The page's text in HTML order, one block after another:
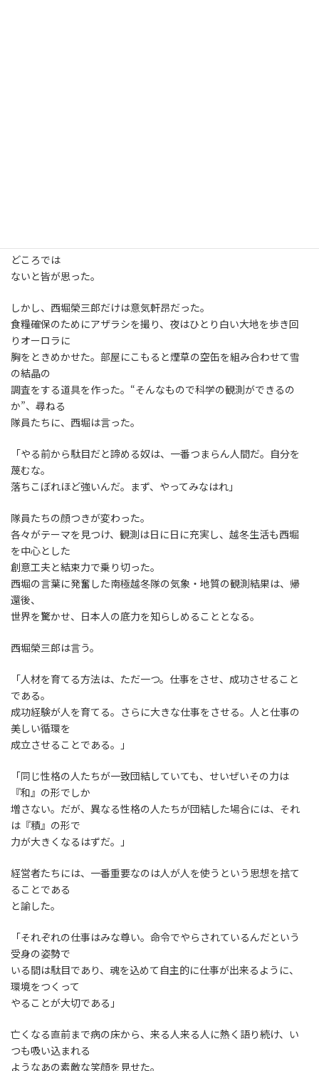
どころでは
ないと皆が思った。
しかし、西堀榮三郎だけは意気軒昂だった。
食糧確保のためにアザラシを撮り、夜はひとり白い大地を歩き回
りオーロラに
胸をときめかせた。部屋にこもると煙草の空缶を組み合わせて雪
の結晶の
調査をする道具を作った。“そんなもので科学の観測ができるの
か”、尋ねる
隊員たちに、西堀は言った。
「やる前から駄目だと諦める奴は、一番つまらん人間だ。自分を
蔑むな。
落ちこぼれほど強いんだ。まず、やってみなはれ」
隊員たちの顔つきが変わった。
各々がテーマを見つけ、観測は日に日に充実し、越冬生活も西堀
を中心とした
創意工夫と結束力で乗り切った。
西堀の言葉に発奮した南極越冬隊の気象・地質の観測結果は、帰
還後、
世界を驚かせ、日本人の底力を知らしめることとなる。
西堀榮三郎は言う。
「人材を育てる方法は、ただ一つ。仕事をさせ、成功させること
である。
成功経験が人を育てる。さらに大きな仕事をさせる。人と仕事の
美しい循環を
成立させることである。」
「同じ性格の人たちが一致団結していても、せいぜいその力は
『和』の形でしか
増さない。だが、異なる性格の人たちが団結した場合には、それ
は『積』の形で
力が大きくなるはずだ。」
経営者たちには、一番重要なのは人が人を使うという思想を捨て
ることである
と諭した。
「それぞれの仕事はみな尊い。命令でやらされているんだという
受身の姿勢で
いる間は駄目であり、魂を込めて自主的に仕事が出来るように、
環境をつくって
やることが大切である」
亡くなる直前まで病の床から、来る人来る人に熱く語り続け、い
つも吸い込まれる
ようなあの素敵な笑顔を見せた。